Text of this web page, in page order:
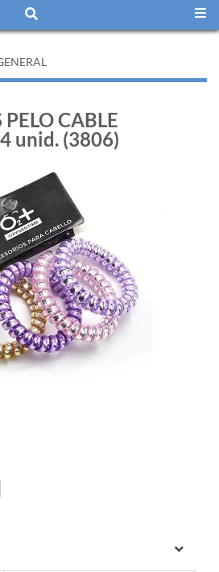
CABLE
unid. (3806)